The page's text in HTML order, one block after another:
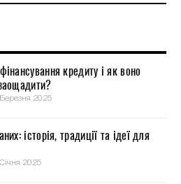
кредиту і як воно
2025
історія, традиції та ідеї для
2025